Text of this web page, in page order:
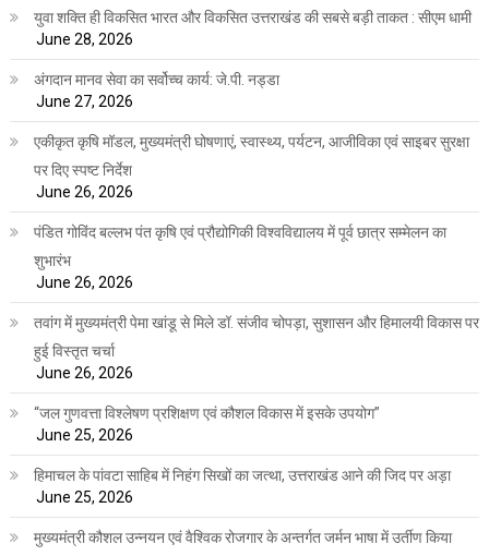
युवा शक्ति ही विकसित भारत और विकसित उत्तराखंड की सबसे बड़ी ताकत : सीएम धामी
June 28, 2026
अंगदान मानव सेवा का सर्वोच्च कार्य: जे.पी. नड्डा
June 27, 2026
एकीकृत कृषि मॉडल, मुख्यमंत्री घोषणाएं, स्वास्थ्य, पर्यटन, आजीविका एवं साइबर सुरक्षा
पर दिए स्पष्ट निर्देश
June 26, 2026
पंडित गोविंद बल्लभ पंत कृषि एवं प्रौद्योगिकी विश्वविद्यालय में पूर्व छात्र सम्मेलन का
शुभारंभ
June 26, 2026
तवांग में मुख्यमंत्री पेमा खांडू से मिले डॉ. संजीव चोपड़ा, सुशासन और हिमालयी विकास पर
हुई विस्तृत चर्चा
June 26, 2026
“जल गुणवत्ता विश्लेषण प्रशिक्षण एवं कौशल विकास में इसके उपयोग”
June 25, 2026
हिमाचल के पांवटा साहिब में निहंग सिखों का जत्था, उत्तराखंड आने की जिद पर अड़ा
June 25, 2026
मुख्यमंत्री कौशल उन्नयन एवं वैश्विक रोजगार के अन्तर्गत जर्मन भाषा में उर्तीण किया